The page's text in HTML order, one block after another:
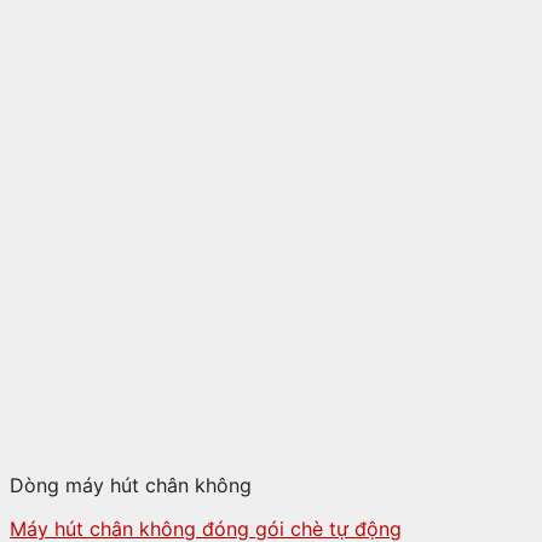
Dòng máy hút chân không
Máy hút chân không đóng gói chè tự động